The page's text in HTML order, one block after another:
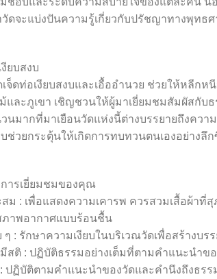
ดจะแบ่งปันความรู้เกี่ยวกับปรัชญาทางพุทธ
ยบสงบ
จ็ดท่อเงียบสงบและเอื้ออำนวย ช่วยให้หลีก
และภูเขา เชิญชวนให้ผู้มาเยี่ยมชมสัมผัสกับ
มากที่มาเยือนวัดแห่งนี้ต่างบรรยายถึงควา
ช่วยกระตุ้นให้เกิดการทบทวนตนเองอย่างลึ
ารเยี่ยมชมของคุณ
ม : เพื่อแสดงความเคารพ ควรสวมเสื้อผ้าที่
ภาพอากาศแบบร้อนชื้น
ๆ : รักษาความเงียบในบริเวณวัดเพื่อสร้างบ
สติ : ปฏิบัติธรรมอย่างเต็มที่ตามคำแนะนำข
ปฏิบัติตามคำแนะนำของวัดและคำนึงถึงธรร